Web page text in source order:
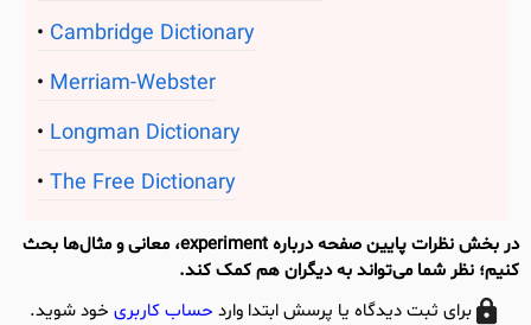
Cambridge Dictionary
Merriam-Webster
Longman Dictionary
The Free Dictionary
در بخش نظرات پایین صفحه درباره experiment، معانی و مثال‌ها بحث
کنیم؛ نظر شما می‌تواند به دیگران هم کمک کند.
برای ثبت دیدگاه یا پرسش ابتدا وارد حساب کاربری خود شوید.